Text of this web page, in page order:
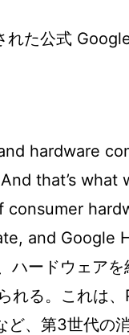
れた公式
hardware
that’s what
consumer
and Google
ハードウェア
れる。これは
、第3世代の